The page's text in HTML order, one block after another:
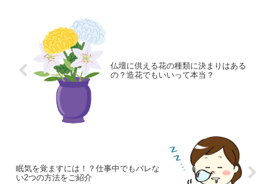
仏壇に供える花の種類に決まりはある
の？造花でもいいって本当？
眠気を覚ますには！？仕事中でもバレな
い2つの方法をご紹介